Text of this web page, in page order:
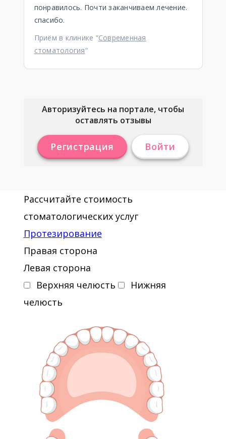
понравилось. Почти заканчиваем лечение.
спасибо.
Приём в клинике “Современная
стоматология”
Авторизуйтесь на портале, чтобы
оставлять отзывы
Регистрация Войти
Рассчитайте стоимость
стоматологических услуг
Протезирование
Правая сторона
Левая сторона
Верхняя челюсть
Нижняя
челюсть